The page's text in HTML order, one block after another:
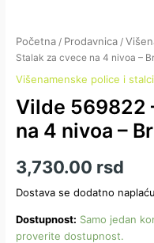
Početna / Prodavnica /
Stalak za cvece na 4 nivoa –
Višenamenske police i stalci
Vilde 569822
na 4 nivoa –
3,730.00 rsd
Dostava se dodatno
Dostupnost: Samo jedan
proverite dostupnost.